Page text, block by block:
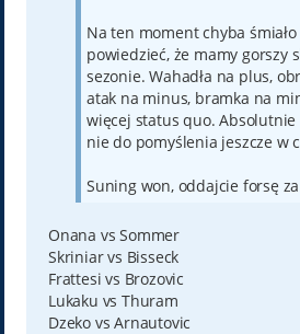
Na ten moment chyba
powiedzieć, że mamy gorszy
sezonie. Wahadła na plus,
atak na minus, bramka na
więcej status quo. Absolutnie
nie do pomyślenia jeszcze w
Suning won, oddajcie forsę
Onana vs Sommer
Skriniar vs Bisseck
Frattesi vs Brozovic
Lukaku vs Thuram
Dzeko vs Arnautovic